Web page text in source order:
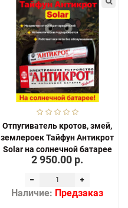
Отпугиватель кротов, змей,
землероек Тайфун Антикрот
Solar на солнечной батарее
2 950.00 р.
Наличие: Предзаказ